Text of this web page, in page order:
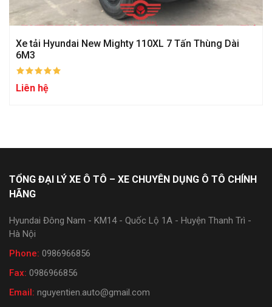
Xe tải Hyundai New Mighty 110XL 7 Tấn Thùng Dài
6M3
Liên hệ
TỔNG ĐẠI LÝ XE Ô TÔ – XE CHUYÊN DỤNG Ô TÔ CHÍNH
HÃNG
Hyundai Đông Nam - KM14 - Quốc Lộ 1A - Huyện Thanh Trì -
Hà Nội
Phone: 0986966856
Fax: 0986966856
Email: nguyentien.auto@gmail.com